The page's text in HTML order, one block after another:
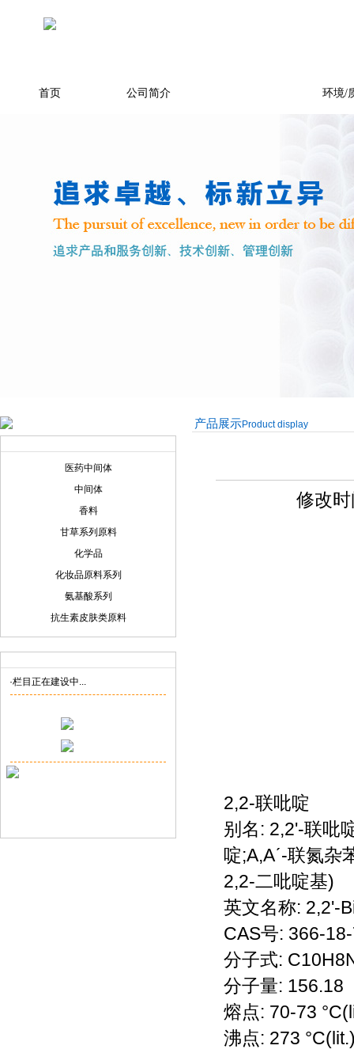
首页 公司简介 环境/
医药中间体
中间体
香料
甘草系列原料
化学品
化妆品原料系列
氨基酸系列
抗生素皮肤类原料
·栏目正在建设中...
产品展示Product display
修改
2,2-联吡啶
别名: 2,2'-联吡
啶;Α,Αˊ-联氮杂
2,2-二吡啶基)
英文名称: 2,2'-
CAS号: 366-
分子式:
分子量: 156.18
熔点: 70-73
沸点: 273